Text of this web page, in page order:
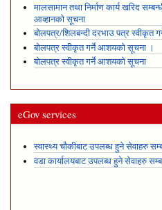
मालसामान तथा निर्माण कार्य खरिद
आव्हानको सूचना
बोलपत्र/शिलबन्दी दरभाउ पत्र स्वीकृत
बोलपत्र स्वीकृत गर्ने आशयको सूचना ।
बोलपत्र स्वीकृत गर्ने आशयको सूचना
eGov services
स्वास्थ्य चौकीबाट उपलब्ध हुने सेवाहरु
वडा कार्यालयबाट उपलब्ध हुने सेवाहरु